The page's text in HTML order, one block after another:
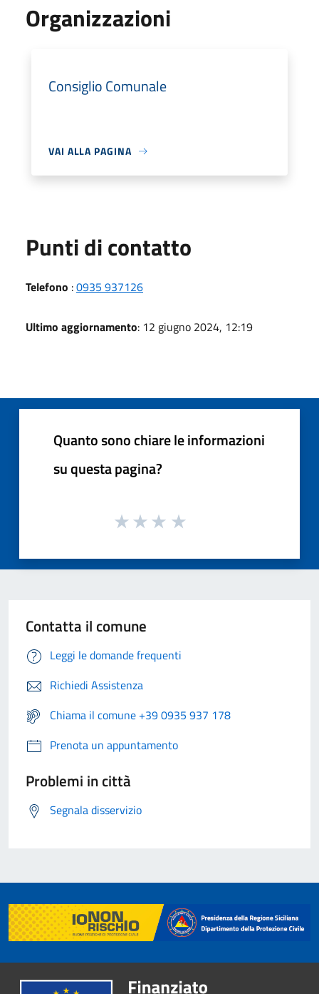
Organizzazioni
Consiglio Comunale
VAI ALLA PAGINA
Punti di contatto
Telefono :0935 937126
Ultimo aggiornamento: 12 giugno 2024, 12:19
Quanto sono chiare le informazioni
su questa pagina?
Contatta il comune
Leggi le domande frequenti
Richiedi Assistenza
Chiama il comune +39 0935 937 178
Prenota un appuntamento
Problemi in città
Segnala disservizio